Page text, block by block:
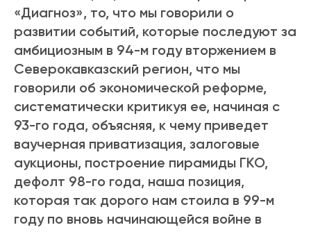
«Диагноз», то, что мы говорили о
развитии событий, которые последуют за
амбициозным в 94-м году вторжением в
Северокавказский регион, что мы
говорили об экономической реформе,
систематически критикуя ее, начиная с
93-го года, объясняя, к чему приведет
ваучерная приватизация, залоговые
аукционы, построение пирамиды ГКО,
дефолт 98-го года, наша позиция,
которая так дорого нам стоила в 99-м
году по вновь начинающейся войне в